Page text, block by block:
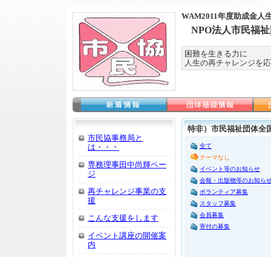
WAM2011年度助成金人
NPO法人市民福
困難を生きる力に
人生の再チャレンジを
市民協事務局と
は・・・
専務理事田中尚輝ペー
ジ
再チャレンジ事業の支
援
こんな支援をします
イベント講座の開催案
内
特非）市民福祉団体全
全て
テーマなし
イベント等のお知らせ
会報・出版物等のお知ら
ボランティア募集
スタッフ募集
会員募集
寄付の募集